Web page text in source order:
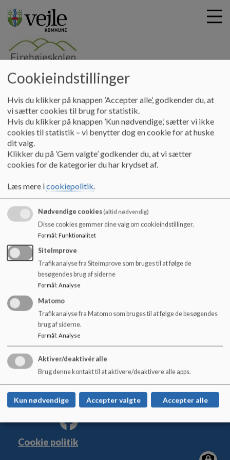
n
Velkommen til Firehøjeskolen
SFO Velkommen
Årshjul Firehøjeskolen, Nørup -
Skovkanten
Årshjul Firehøjeskolen, Nørup -
Skovkanten
Se vedhæftet fil vedr. den gode overgang mellem
Firehøjeskolen og børnehaven Skovkanten i Nørup
Dokumenter
Den gode overgang - Nørup - Skovkanten_0.pdf
Firehøjeskolen
Tørskindvej 3, 7182 Bredsten
firehoejeskolen@vejle.dk
+45 76 81 43 20
EAN NR.
5790000396153
Tilgængelighedserklæring
Sitemap
Cookie politik
Cookieindstillinger
Hvis du klikker på knappen ’Accepter alle’, godkender du, at
vi sætter cookies til brug for statistik.
Hvis du klikker på knappen ’Kun nødvendige,’ sætter vi ikke
cookies til statistik – vi benytter dog en cookie for at huske
dit valg.
Klikker du på ’Gem valgte’ godkender du, at vi sætter
cookies for de kategorier du har krydset af.
Læs mere icookiepolitik.
Nødvendige cookies(altid nødvendig)
Disse cookies gemmer dine valg om cookieindstillinger.
Formål: Funktionalitet
SiteImprove
Trafikanalyse fra Siteimprove som bruges til at følge de
besøgendes brug af siderne
Formål : Analyse
Matomo
Trafikanalyse fra Matomo som bruges til at følge de besøgendes
brug af siderne.
Formål: Analyse
Aktiver/deaktivér alle
Brug denne kontakt til at aktivere/deaktivere alle apps.
Kun nødvendige Accepter valgte Accepter alle